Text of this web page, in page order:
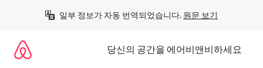
일부 정보가 자동 번역되었습니다. 원문 보기
당신의 공간을 에어비앤비하세요